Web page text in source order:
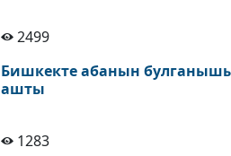
2499
Бишкекте абанын булганышы
ашты
1283